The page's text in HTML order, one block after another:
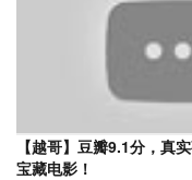
【越哥】豆瓣9.1分，真
宝藏电影！